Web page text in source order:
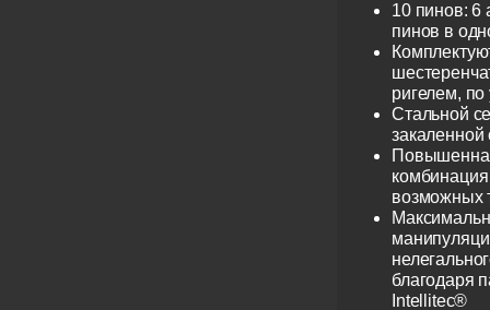
10 пинов: 6
пинов в
ригелем,
Стальной
закаленной
возможных
благодаря
Intellitec®